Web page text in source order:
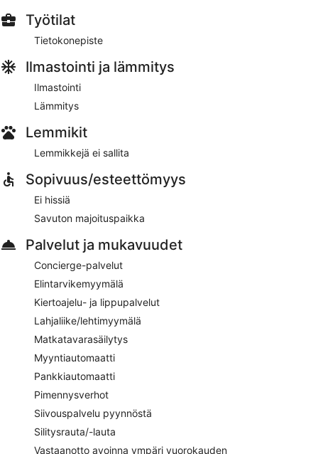
Työtilat
Tietokonepiste
Ilmastointi ja lämmitys
Ilmastointi
Lämmitys
Lemmikit
Lemmikkejä ei sallita
Sopivuus/esteettömyys
Ei hissiä
Savuton majoituspaikka
Palvelut ja mukavuudet
Concierge-palvelut
Elintarvikemyymälä
Kiertoajelu- ja lippupalvelut
Lahjaliike/lehtimyymälä
Matkatavarasäilytys
Myyntiautomaatti
Pankkiautomaatti
Pimennysverhot
Siivouspalvelu pyynnöstä
Silitysrauta/-lauta
Vastaanotto avoinna ympäri vuorokauden